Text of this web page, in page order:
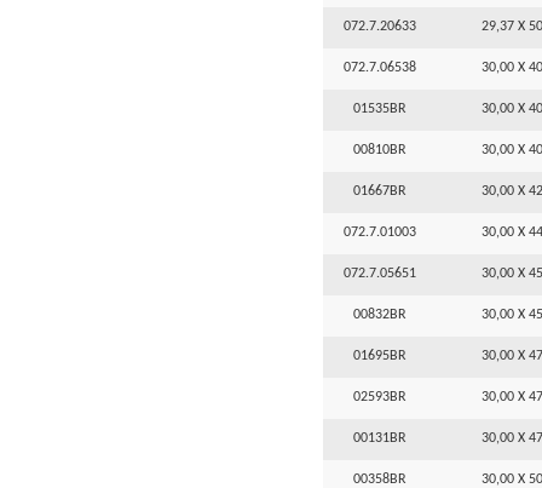
072.7.20633 29,37 X
072.7.06538 30,00 X
01535BR 30,00 X
00810BR 30,00 X
01667BR 30,00 X
072.7.01003 30,00 X
072.7.05651 30,00 X
00832BR 30,00 X
01695BR 30,00 X
02593BR 30,00 X
00131BR 30,00 X
00358BR 30,00 X